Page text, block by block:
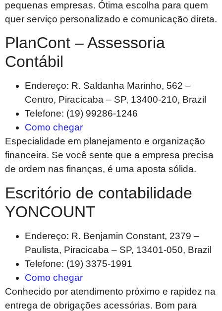
pequenas empresas. Ótima escolha para quem
quer serviço personalizado e comunicação direta.
PlanCont – Assessoria
Contábil
Endereço: R. Saldanha Marinho, 562 –
Centro, Piracicaba – SP, 13400-210, Brazil
Telefone: (19) 99286-1246
Como chegar
Especialidade em planejamento e organização
financeira. Se você sente que a empresa precisa
de ordem nas finanças, é uma aposta sólida.
Escritório de contabilidade
YONCOUNT
Endereço: R. Benjamin Constant, 2379 –
Paulista, Piracicaba – SP, 13401-050, Brazil
Telefone: (19) 3375-1991
Como chegar
Conhecido por atendimento próximo e rapidez na
entrega de obrigações acessórias. Bom para